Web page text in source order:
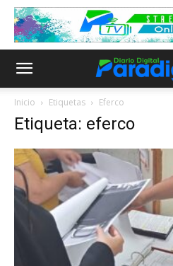
Inicio Etiquetas Eferco
Etiqueta: eferco